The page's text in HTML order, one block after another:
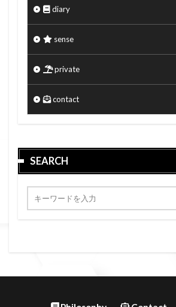
diary
sense
private
contact
SEARCH